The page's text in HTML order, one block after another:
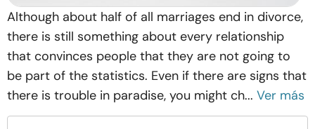
Although about half of all marriages end in divorce,
there is still something about every relationship
that convinces people that they are not going to
be part of the statistics. Even if there are signs that
there is trouble in paradise, you might ch... Ver más